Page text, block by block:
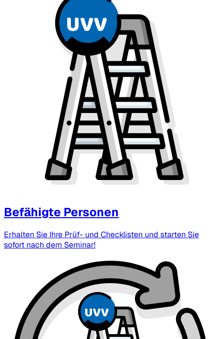
Befähigte Personen
Erhalten Sie Ihre Prüf- und Checklisten und starten Sie
sofort nach dem Seminar!